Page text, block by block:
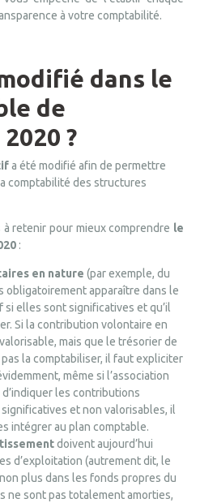
à votre comptabilité.
dans le
de
?
a été modifié afin de permettre
comptabilité des structures
retenir pour mieux comprendre le
:
en nature (par exemple, du
obligatoirement apparaître dans le
elles sont significatives et qu’il
Si la contribution volontaire en
mais que le trésorier de
la comptabiliser, il faut expliciter
même si l’association
d’indiquer les contributions
et non valorisables, il
intégrer au plan comptable.
doivent aujourd’hui
d’exploitation (autrement dit, le
plus dans les fonds propres du
ne sont pas totalement amorties,